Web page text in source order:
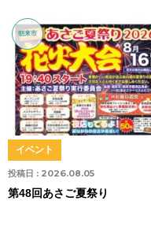
朝来市
投稿日 : 2026.08.05
イベント
第48回あさご夏祭り